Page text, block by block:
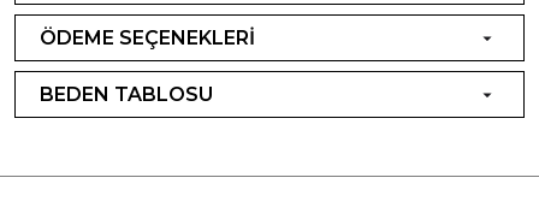
ÖDEME SEÇENEKLERİ
BEDEN TABLOSU